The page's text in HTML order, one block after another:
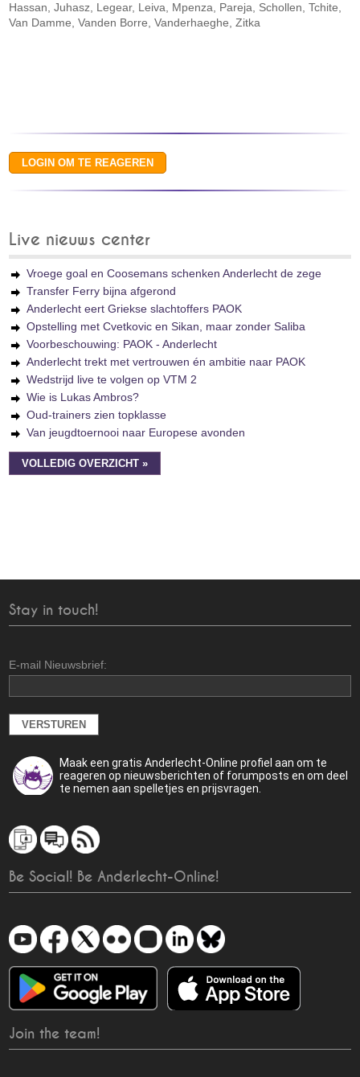
Hassan, Juhasz, Legear, Leiva, Mpenza, Pareja, Schollen, Tchite,
Van Damme, Vanden Borre, Vanderhaeghe, Zitka
Live nieuws center
Vroege goal en Coosemans schenken Anderlecht de zege
Transfer Ferry bijna afgerond
Anderlecht eert Griekse slachtoffers PAOK
Opstelling met Cvetkovic en Sikan, maar zonder Saliba
Voorbeschouwing: PAOK - Anderlecht
Anderlecht trekt met vertrouwen én ambitie naar PAOK
Wedstrijd live te volgen op VTM 2
Wie is Lukas Ambros?
Oud-trainers zien topklasse
Van jeugdtoernooi naar Europese avonden
VOLLEDIG OVERZICHT »
Stay in touch!
E-mail Nieuwsbrief:
Maak een gratis Anderlecht-Online profiel aan om te
reageren op nieuwsberichten of forumposts en om deel
te nemen aan spelletjes en prijsvragen.
Be Social! Be Anderlecht-Online!
Join the team!